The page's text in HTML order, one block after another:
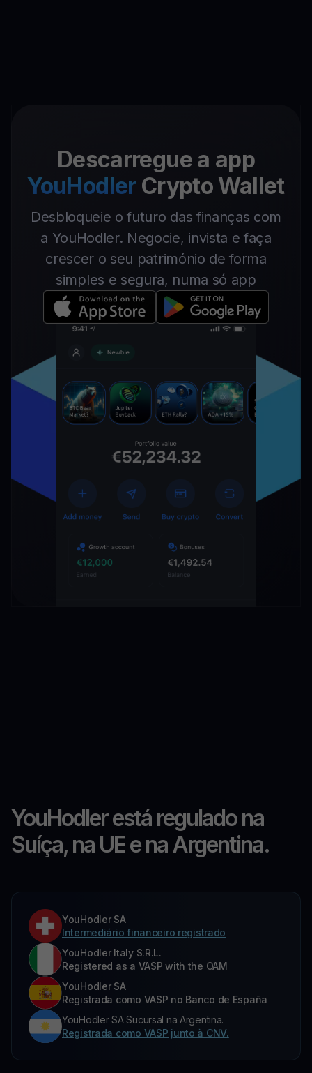
Descarregue a app
YouHodler Crypto Wallet
Desbloqueie o futuro das finanças com
a YouHodler. Negocie, invista e faça
crescer o seu património de forma
simples e segura, numa só app
YouHodler está regulado na
Suíça, na UE e na Argentina.
YouHodler SA
Intermediário financeiro registrado
YouHodler Italy S.R.L.
Registered as a VASP with the OAM
YouHodler SA
Registrada como VASP no Banco de España
YouHodler SA Sucursal na Argentina.
Registrada como VASP junto à CNV.